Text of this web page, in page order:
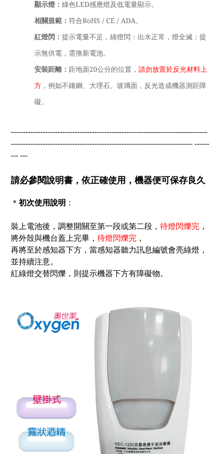
顯示燈： 綠色LED感應燈及低電量顯示。
相關規範： 符合RoHS / CE / ADA。
紅燈閃： 提示電量不足，綠燈閃：出水正常，燈全滅：提
示無供電，需換新電池。
安裝距離： 距地面20公分的位置， 請勿放置於反光材料上
方 ，例如不鑲鋼、大理石、玻璃面，反光造成機器測距障
礙。
--------------------------------------------------------------------------------
-------------------------------------------------------------------------- ------
--- ---
請必參閱說明書，依正確使用，機器便可保存良久
＊ 初次使用說明 ：
裝上電池後，調整開關至第一段或第二段， 待燈閃爍完 ，
將外殼與機台蓋上完畢， 待燈閃爍完 ，
再將至於感知器下方，當感知器聽力訊息編號會亮綠燈 ，
並持續注意。
紅綠燈交替閃爍，則提示機器下方有障礙物。